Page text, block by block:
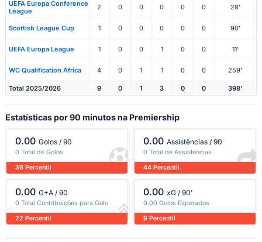
UEFA Europa Conference
League
2 0 0 0 0 0 28'
Scottish League Cup 1 0 0 0 0 0 90'
UEFA Europa League 1 0 0 1 0 0 11'
WC Qualification Africa 4 0 1 1 0 0 259'
Total 2025/2026 9 0 1 3 0 0 398'
Estatísticas por 90 minutos na Premiership
0.00 Golos / 90
0 Total de Golos
36 Percentil
0.00 Assistências / 90
0 Total de Assistências
44 Percentil
0.00 G+A / 90
0 Total Contribuições para Golo
22 Percentil
0.00 xG / 90'
0.00 Golos Esperados
9 Percentil